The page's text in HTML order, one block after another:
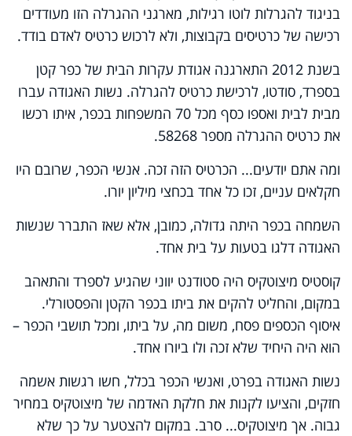
בניגוד להגרלות לוטו רגילות, מארגני ההגרלה הזו מעודדים
רכישה של כרטיסים בקבוצות, ולא לרכוש כרטיס לאדם בודד.
בשנת 2012 התארגנה אגודת עקרות הבית של כפר קטן
בספרד, סודטו, לרכישת כרטיס להגרלה. נשות האגודה עברו
מבית לבית ואספו כסף מכל 70 המשפחות בכפר, איתו רכשו
את כרטיס ההגרלה מספר 58268.
ומה אתם יודעים... הכרטיס הזה זכה. אנשי הכפר, שרובם היו
חקלאים עניים, זכו כל אחד בכחצי מיליון יורו.
השמחה בכפר היתה גדולה, כמובן, אלא שאז התברר שנשות
האגודה דלגו בטעות על בית אחד.
קוסטיס מיצוטקיס היה סטודנט יווני שהגיע לספרד והתאהב
במקום, והחליט להקים את ביתו בכפר הקטן והפסטורלי.
איסוף הכספים פסח, משום מה, על ביתו, ומכל תושבי הכפר –
הוא היה היחיד שלא זכה ולו ביורו אחד.
נשות האגודה בפרט, ואנשי הכפר בכלל, חשו רגשות אשמה
חזקים, והציעו לקנות את חלקת האדמה של מיצוטקיס במחיר
גבוה. אך מיצוטקיס... סרב. במקום להצטער על כך שלא